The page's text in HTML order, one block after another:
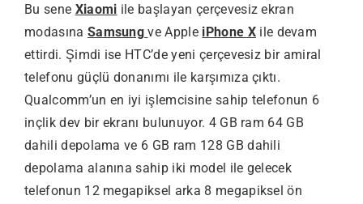
Bu sene Xiaomi ile başlayan çerçevesiz ekran
modasına Samsung ve Apple iPhone Xile devam
ettirdi. Şimdi ise HTC’de yeni çerçevesiz bir amiral
telefonu güçlü donanımı ile karşımıza çıktı.
Qualcomm’un en iyi işlemcisine sahip telefonun 6
inçlik dev bir ekranı bulunuyor. 4 GB ram 64 GB
dahili depolama ve 6 GB ram 128 GB dahili
depolama alanına sahip iki model ile gelecek
telefonun 12 megapiksel arka 8 megapiksel ön